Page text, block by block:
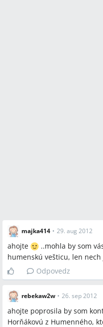
majka414 • 29. aug 2012
ahojte
..mohla by som
humenskú vešticu, len
Odpovedz
rebekaw2w • 26. sep 2012
ahojte poprosila by som
Horňákovú z Humenného,